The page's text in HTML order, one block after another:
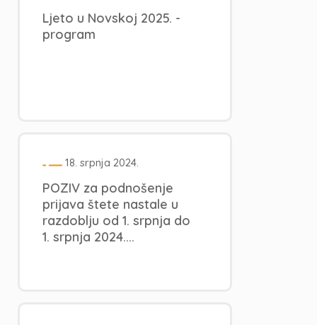
Ljeto u Novskoj 2025. -
program
18. srpnja 2024.
POZIV za podnošenje
prijava štete nastale u
razdoblju od 1. srpnja do
1. srpnja 2024....